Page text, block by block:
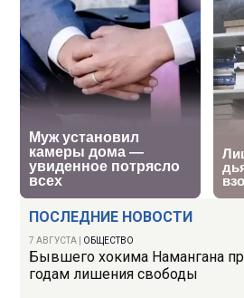
ПОСЛЕДНИЕ НОВОСТИ
7 АВГУСТА ОБЩЕСТВО
Бывшего хокима Намангана
годам лишения свободы